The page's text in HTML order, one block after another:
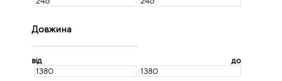
Довжина
від до